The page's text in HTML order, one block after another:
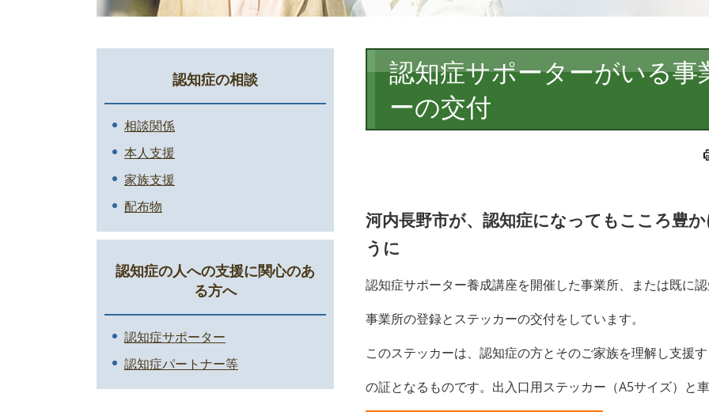
文
認知症サポーターがいる
ーの交付
河内長野市が、認知症になってもこころ豊
うに
認知症サポーター養成講座を開催した事業所、または既に
事業所の登録とステッカーの交付をしています。
このステッカーは、認知症の方とそのご家族を理解し支援
の証となるものです。出入口用ステッカー（A5サイズ）と
認知症の相談
相談関係
本人支援
家族支援
配布物
認知症の人への支援に関心のあ
る方へ
認知症サポーター
認知症パートナー等